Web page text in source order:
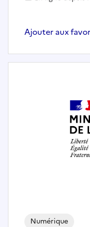
Ajouter aux
Numérique